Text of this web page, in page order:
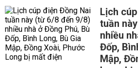
Lịch
tuần
nhiều
Đốp,
Mập,